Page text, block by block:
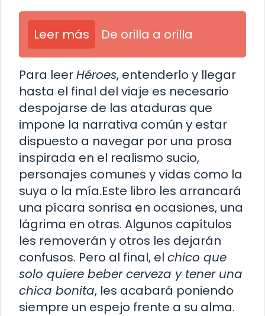
Leer más De orilla a orilla
Para leerHéroes, entenderlo y llegar
hasta el final del viaje es necesario
despojarse de las ataduras que
impone la narrativa común y estar
dispuesto a navegar por una prosa
inspirada en el realismo sucio,
personajes comunes y vidas como la
suya o la mía.Este libro les arrancará
una pícara sonrisa en ocasiones, una
lágrima en otras. Algunos capítulos
les removerán y otros les dejarán
confusos. Pero al final, el chico que
solo quiere beber cerveza y tener una
chica bonita, les acabará poniendo
siempre un espejo frente a su alma.